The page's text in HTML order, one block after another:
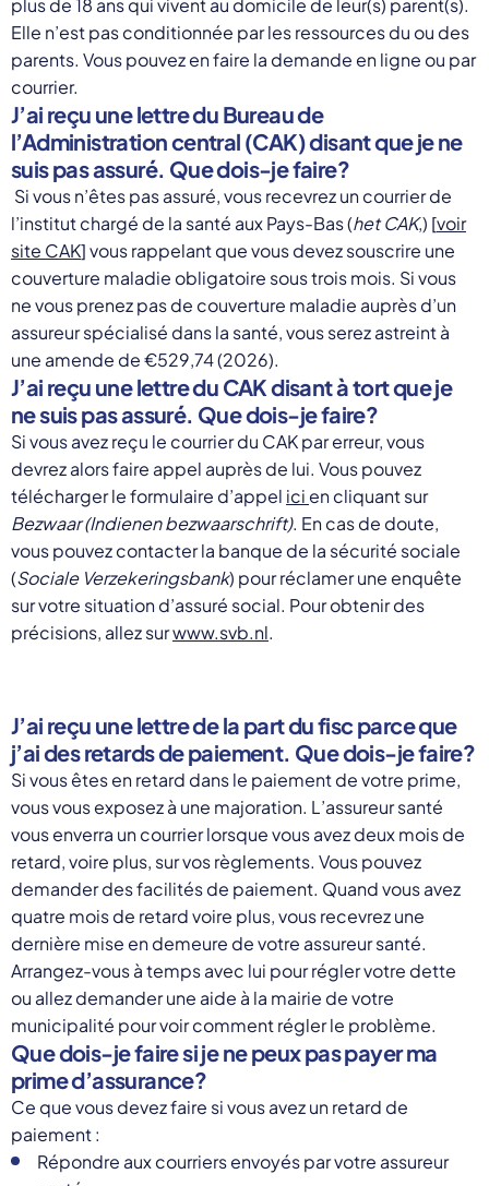
plus de 18 ans qui vivent au domicile de leur(s) parent(s).
Elle n’est pas conditionnée par les ressources du ou des
parents. Vous pouvez en faire la demande en ligne ou par
courrier.
J’ai reçu une lettre du Bureau de
l’Administration central (CAK) disant que je ne
suis pas assuré. Que dois-je faire?
Si vous n’êtes pas assuré, vous recevrez un courrier de
l’institut chargé de la santé aux Pays-Bas (het CAK,) [voir
site CAK] vous rappelant que vous devez souscrire une
couverture maladie obligatoire sous trois mois. Si vous
ne vous prenez pas de couverture maladie auprès d’un
assureur spécialisé dans la santé, vous serez astreint à
une amende de €529,74 (2026).
J’ai reçu une lettre du CAK disant à tort que je
ne suis pas assuré. Que dois-je faire?
Si vous avez reçu le courrier du CAK par erreur, vous
devrez alors faire appel auprès de lui. Vous pouvez
télécharger le formulaire d’appel ici en cliquant sur
Bezwaar (Indienen bezwaarschrift). En cas de doute,
vous pouvez contacter la banque de la sécurité sociale
(Sociale Verzekeringsbank) pour réclamer une enquête
sur votre situation d’assuré social. Pour obtenir des
précisions, allez surwww.svb.nl.
J’ai reçu une lettre de la part du fisc parce que
j’ai des retards de paiement. Que dois-je faire?
Si vous êtes en retard dans le paiement de votre prime,
vous vous exposez à une majoration. L’assureur santé
vous enverra un courrier lorsque vous avez deux mois de
retard, voire plus, sur vos règlements. Vous pouvez
demander des facilités de paiement. Quand vous avez
quatre mois de retard voire plus, vous recevrez une
dernière mise en demeure de votre assureur santé.
Arrangez-vous à temps avec lui pour régler votre dette
ou allez demander une aide à la mairie de votre
municipalité pour voir comment régler le problème.
Que dois-je faire si je ne peux pas payer ma
prime d’assurance?
Ce que vous devez faire si vous avez un retard de
paiement :
Répondre aux courriers envoyés par votre assureur